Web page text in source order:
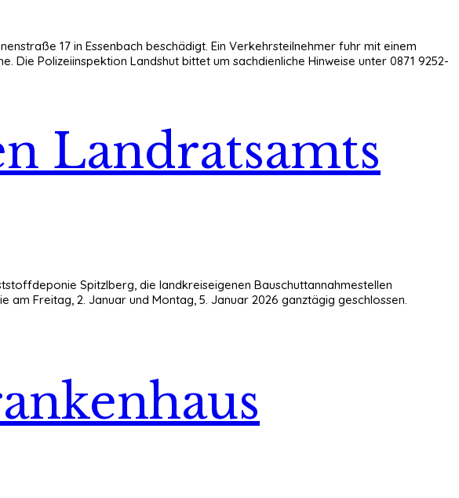
17 in Essenbach beschädigt. Ein Verkehrsteilnehmer fuhr mit einem
Polizeiinspektion Landshut bittet um sachdienliche Hinweise unter 0871 9252-
Landratsamts
Spitzlberg, die landkreiseigenen Bauschuttannahmestellen
Freitag, 2. Januar und Montag, 5. Januar 2026 ganztägig geschlossen.